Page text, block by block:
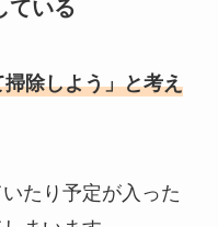
ている
除しよう」と考え
たり予定が入った